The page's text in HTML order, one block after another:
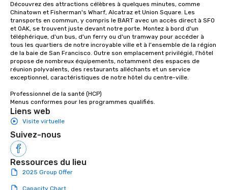
Lip Smacking Foodie
groups, small or large.
experiences can
groups from as few
as 500 guests,
choice for any
Stress-Free Booking
a tour is stress-free
Découvrez des attractions célèbres à quelques minutes, comme
Chinatown et Fisherman's Wharf, Alcatraz et Union Square. Les
transports en commun, y compris le BART avec un accès direct à SFO
et OAK, se trouvent juste devant notre porte. Montez à bord d'un
téléphérique, d'un bus, d'un ferry ou d'un tramway pour accéder à
tous les quartiers de notre incroyable ville et à l'ensemble de la région
de la baie de San Francisco. Outre son emplacement privilégié, l'hôtel
propose de nombreux équipements, notamment des espaces de
réunion polyvalents, des restaurants alléchants et un service
exceptionnel, caractéristiques de notre hôtel du centre-ville.
Professionnel de la santé (HCP)
Menus conformes pour les programmes qualifiés.
Liens web
Visite virtuelle
Suivez-nous
Ressources du lieu
2025 Group Offer